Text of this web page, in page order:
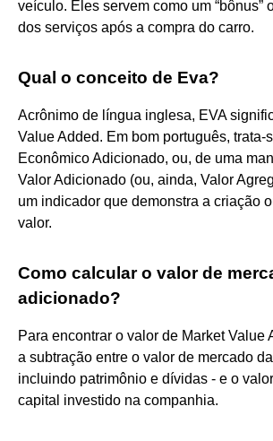
veículo. Eles servem como um “bônus”
dos serviços após a compra do carro.
Qual o conceito de Eva?
Acrônimo de língua inglesa, EVA
Value Added. Em bom português, trata-
Econômico Adicionado, ou, de uma
Valor Adicionado (ou, ainda, Valor
um indicador que demonstra a criação
valor.
Como calcular o valor de
adicionado?
Para encontrar o valor de Market Value
a subtração entre o valor de mercado
incluindo patrimônio e dívidas - e o
capital investido na companhia.